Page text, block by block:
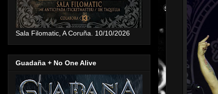
Sala Filomatic, A Coruña. 10/10/2026
Guadaña + No One Alive